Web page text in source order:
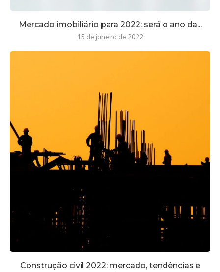
Mercado imobiliário para 2022: será o ano da...
15 de janeiro de 2022
Construção civil 2022: mercado, tendências e